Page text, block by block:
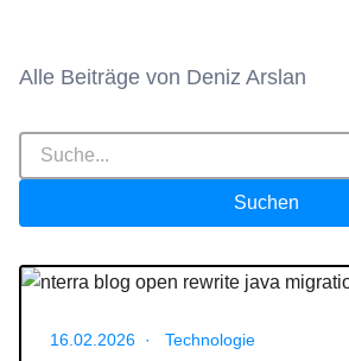
Alle Beiträge von Deniz Arslan
Suchfeld
Suchen
Veröffentlicht am 16.02.2026
16.02.2026 · Technologie